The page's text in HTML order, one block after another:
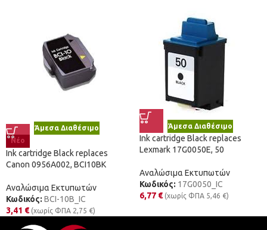
Άμεσα Διαθέσιμο
Νέο
Ink cartridge Black replaces
Canon 0956A002, BCI10BK
Αναλώσιμα Εκτυπωτών
Κωδικός: BCI-10B_IC
3,41 € (χωρίς ΦΠΑ 2,75 €)
Άμεσα Διαθέσιμο
Ink cartridge Black replaces
Lexmark 17G0050E, 50
Αναλώσιμα Εκτυπωτών
Κωδικός: 17G0050_IC
6,77 € (χωρίς ΦΠΑ 5,46 €)